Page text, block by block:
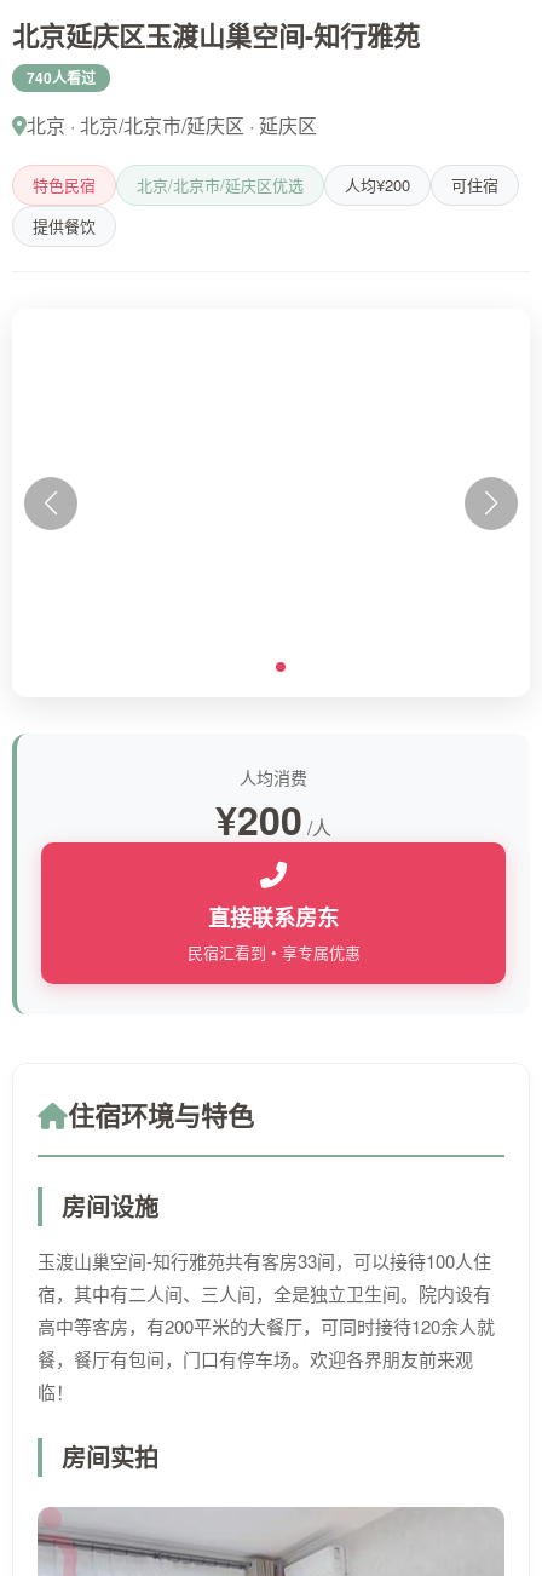
北京延庆区玉渡山巢空间-知行雅苑
740人看过
北京 · 北京/北京市/延庆区 · 延庆区
特色民宿 北京/北京市/延庆区优选 人均¥200
可住宿
提供餐饮
人均消费
¥200 /人
直接联系房东
民宿汇看到 • 享专属优惠
住宿环境与特色
房间设施
玉渡山巢空间-知行雅苑共有客房33间，可以接待100人住
宿，其中有二人间、三人间，全是独立卫生间。院内设有
高中等客房，有200平米的大餐厅，可同时接待120余人就
餐，餐厅有包间，门口有停车场。欢迎各界朋友前来观
临！
房间实拍